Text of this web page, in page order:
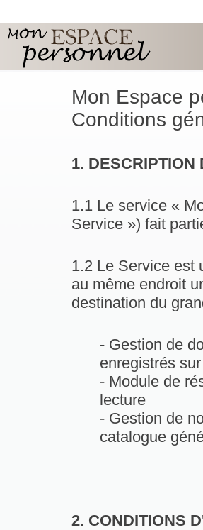
Mon Espace
Conditions
1. DESCRIPTION
1.1 Le service «
Service ») fait
1.2 Le Service est
au même endroit
destination du
- Gestion de
enregistrés
- Module de
lecture
- Gestion de
catalogue
2. CONDITIONS